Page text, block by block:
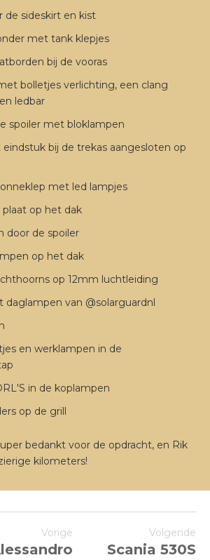
de sideskirt en kist
met tank klepjes
bij de vooras
bolletjes verlichting, een clang
ledbar
spoiler met bloklampen
eindstuk bij de trekas aangesloten op
met led lampjes
plaat op het dak
door de spoiler
op het dak
op 12mm luchtleiding
daglampen van @solarguardnl
en werklampen in de
in de koplampen
op de grill
bedankt voor de opdracht, en Rik
kilometers!
Vorige Volgende
Scania 530S